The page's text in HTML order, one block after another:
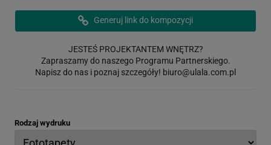
Generuj link do kompozycji
JESTEŚ PROJEKTANTEM WNĘTRZ?
Zapraszamy do naszego Programu Partnerskiego.
Napisz do nas i poznaj szczegóły! biuro@ulala.com.pl
Rodzaj wydruku